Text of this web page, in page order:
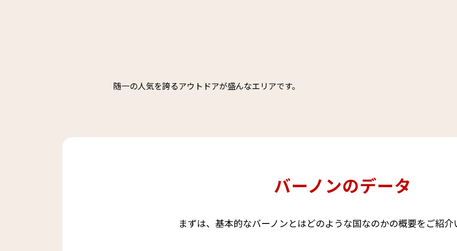
随一の人気を誇るアウトドアが盛んなエリアです。
バーノンのデータ
まずは、基本的なバーノンとはどのような国なのかの概要をご紹介